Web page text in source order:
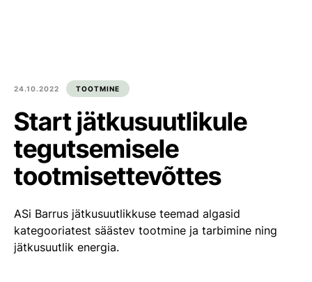
Meist
Kultuur ja kogukond
Blogi
Ümarpalgi ost
Liitu meiega
24.10.2022 TOOTMINE
Start jätkusuutlikule
tegutsemisele
tootmisettevõttes
ASi Barrus jätkusuutlikkuse teemad algasid
kategooriatest säästev tootmine ja tarbimine ning
jätkusuutlik energia.